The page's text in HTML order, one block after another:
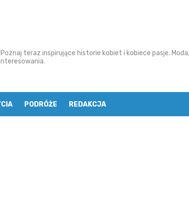
teraz inspirujące historie kobiet i kobiece pasje. Moda,
PODRÓŻE REDAKCJA